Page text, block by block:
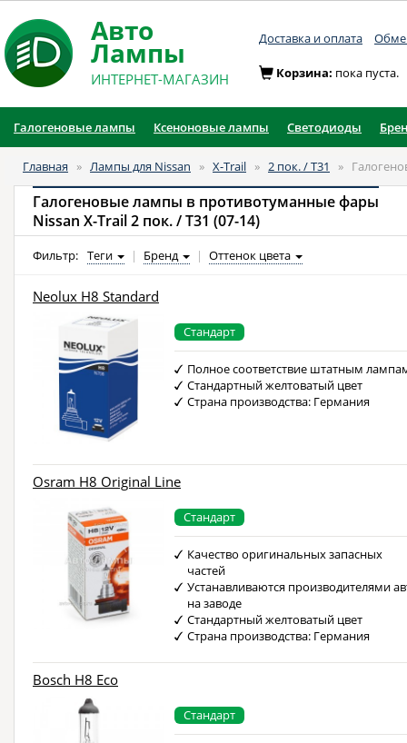
Авто
Лампы
ИНТЕРНЕТ-МАГАЗИН
Доставка и оплата
Корзина: пока пуста.
Галогеновые лампы Ксеноновые лампы Светодиоды
Главная » Лампы для Nissan » X-Trail » 2 пок. / T31 »
Галогеновые лампы в противотуманные фары
Nissan X-Trail 2 пок. / T31 (07-14)
Фильтр: Теги | Бренд | Оттенок цвета
Neolux H8 Standard
Стандарт
Полное соответствие штатным
Стандартный желтоватый цвет
Страна производства: Германия
Osram H8 Original Line
Стандарт
Качество оригинальных запасных
частей
Устанавливаются производителями
на заводе
Стандартный желтоватый цвет
Страна производства: Германия
Bosch H8 Eco
Стандарт